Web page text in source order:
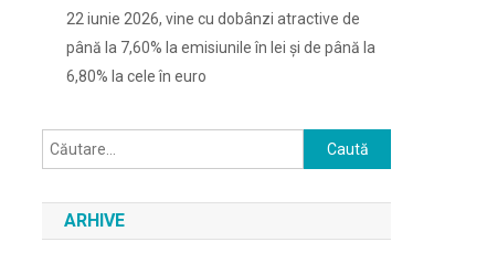
22 iunie 2026, vine cu dobânzi atractive de
până la 7,60% la emisiunile în lei și de până la
6,80% la cele în euro
Caută
după:
ARHIVE